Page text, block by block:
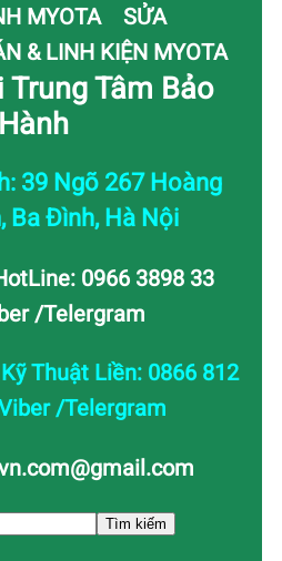
MYOTA
SỬA
& LINH KIỆN MYOTA
Trung Tâm Bảo
Hành
39 Ngõ 267 Hoàng
Ba Đình, Hà Nội
0966 3898 33
/Telergram
Thuật Liền: 0866 812
/Telergram